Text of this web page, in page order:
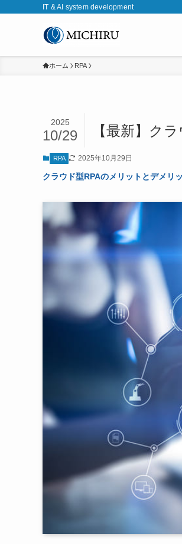
IT & AI system development
ホーム RPA
【最新】ク
2025
10/29
RPA 2025年10月29日
クラウド型RPAのメリットとデメリ